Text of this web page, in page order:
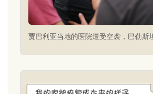
贾巴利亚当地的医院遭受空袭，巴勒斯